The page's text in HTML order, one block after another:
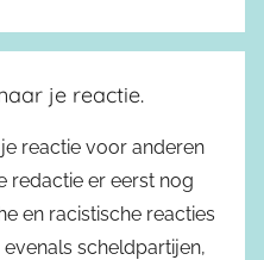
je reactie.
reactie voor anderen
redactie er eerst nog
en racistische reacties
scheldpartijen,